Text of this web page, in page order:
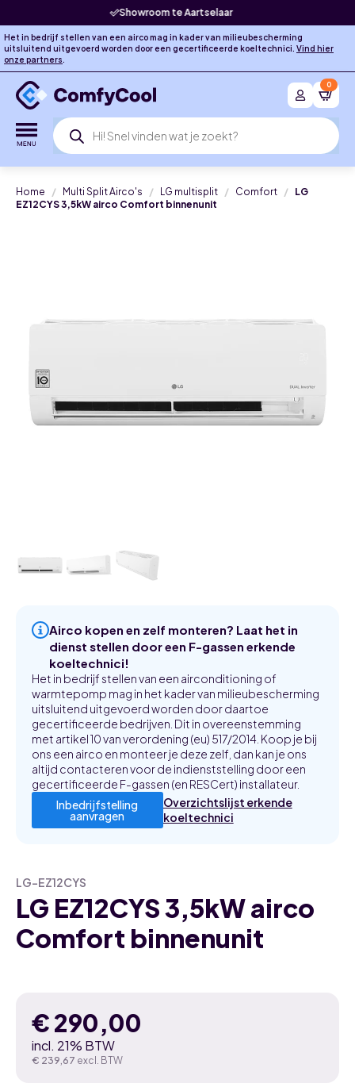
Laagste prijsgarantie
Het in bedrijf stellen van een airco mag in kader van milieubescherming
uitsluitend uitgevoerd worden door een gecertificeerde koeltechnici. Vind hier
onze partners.
Producten
zoeken
0
Home Multi Split Airco's LG multisplit Comfort
LG
EZ12CYS 3,5kW airco Comfort binnenunit
Airco kopen en zelf monteren? Laat het in
dienst stellen door een F-gassen erkende
koeltechnici!
Het in bedrijf stellen van een airconditioning of
warmtepomp mag in het kader van milieubescherming
uitsluitend uitgevoerd worden door daartoe
gecertificeerde bedrijven. Dit in overeenstemming
met artikel 10 van verordening (eu) 517/2014. Koop je bij
ons een airco en monteer je deze zelf, dan kan je ons
altijd contacteren voor de indienststelling door een
gecertificeerde F-gassen (en RESCert) installateur.
Inbedrijfstelling
aanvragen
Overzichtslijst erkende
koeltechnici
LG-EZ12CYS
LG EZ12CYS 3,5kW airco
Comfort binnenunit
€290,00
incl. 21% BTW
€ 239,67 excl. BTW